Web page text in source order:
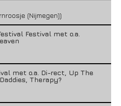
(Nijmegen))
Festival met o.a.
met o.a. Di-rect, Up The
Therapy?